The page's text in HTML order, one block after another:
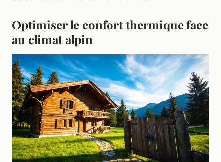
Optimiser le confort thermique face
au climat alpin